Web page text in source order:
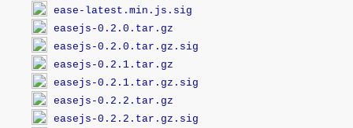
ease-latest.min.js.sig
easejs-0.2.0.tar.gz
easejs-0.2.0.tar.gz.sig
easejs-0.2.1.tar.gz
easejs-0.2.1.tar.gz.sig
easejs-0.2.2.tar.gz
easejs-0.2.2.tar.gz.sig